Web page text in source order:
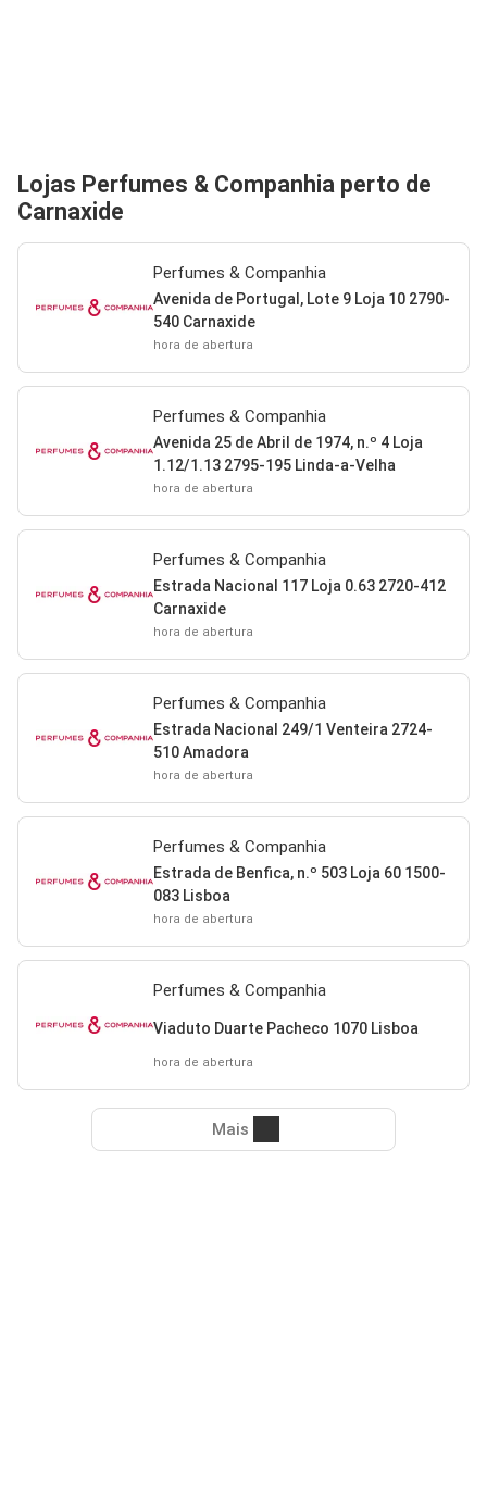
Lojas Perfumes & Companhia perto de
Carnaxide
Perfumes & Companhia
Avenida de Portugal, Lote 9 Loja 10 2790-
540 Carnaxide
hora de abertura
Perfumes & Companhia
Avenida 25 de Abril de 1974, n.º 4 Loja
1.12/1.13 2795-195 Linda-a-Velha
hora de abertura
Perfumes & Companhia
Estrada Nacional 117 Loja 0.63 2720-412
Carnaxide
hora de abertura
Perfumes & Companhia
Estrada Nacional 249/1 Venteira 2724-
510 Amadora
hora de abertura
Perfumes & Companhia
Estrada de Benfica, n.º 503 Loja 60 1500-
083 Lisboa
hora de abertura
Perfumes & Companhia
Viaduto Duarte Pacheco 1070 Lisboa
hora de abertura
Mais